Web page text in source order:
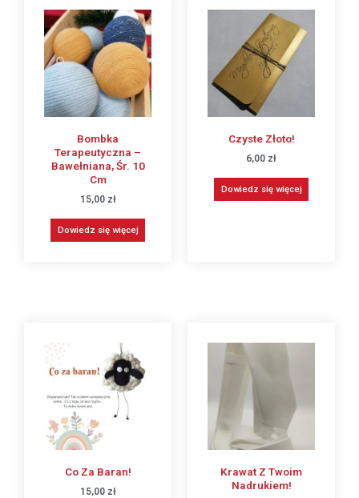
Bombka
Terapeutyczna –
Bawełniana, Śr. 10
Cm
15,00 zł
Dowiedz się więcej
Czyste Złoto!
6,00 zł
Dowiedz się więcej
Co Za Baran!
15,00 zł
Krawat Z Twoim
Nadrukiem!